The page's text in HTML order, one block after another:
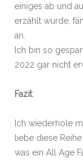
einiges ab und
erzählt wurde,
an.
Ich bin so
2022 gar nicht
Fazit:
Ich wiederhole
liebe diese
was ein All Age